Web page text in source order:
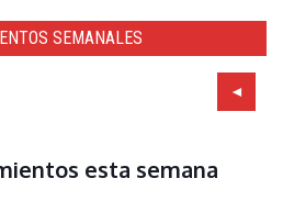
SEMANALES
esta semana